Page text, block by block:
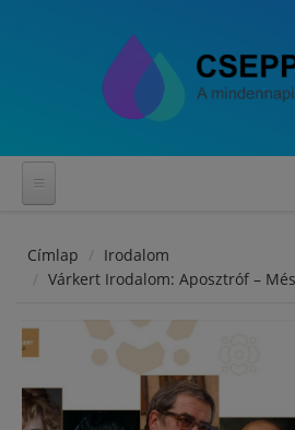
Címlap
Irodalom
Várkert Irodalom: Aposztróf –